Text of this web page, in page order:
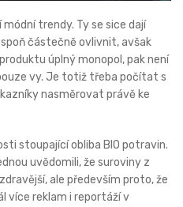
trendy. Ty se sice dají
částečně ovlivnit, avšak
úplný monopol, pak není
vy. Je totiž třeba počítat s
nasměrovat právě ke
stoupající obliba BIO potravin.
uvědomili, že suroviny z
ale především proto, že
více reklam i reportáží v